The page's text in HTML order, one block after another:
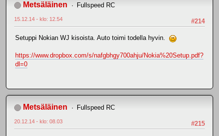
Metsäläinen Fullspeed RC
#214
15.12.14 - klo: 12.54
Setuppi Nokian WJ kisoista. Auto toimi todella hyvin.
https://www.dropbox.com/s/nafgbhgy700ahju/Nokia%20Setup.pdf?
dl=0
Metsäläinen Fullspeed RC
#215
20.12.14 - klo: 08.03